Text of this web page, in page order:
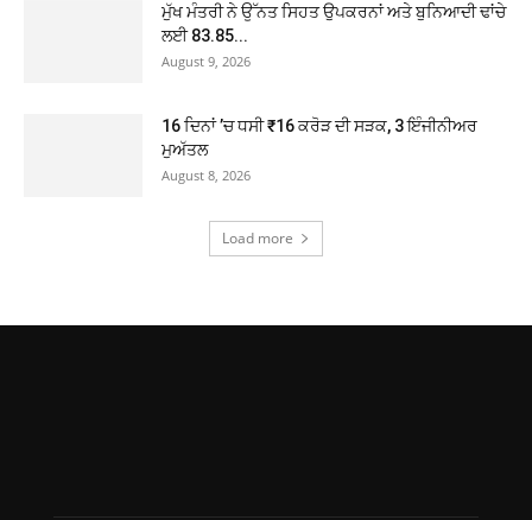
ਮੁੱਖ ਮੰਤਰੀ ਨੇ ਉੱਨਤ ਸਿਹਤ ਉਪਕਰਨਾਂ ਅਤੇ ਬੁਨਿਆਦੀ ਢਾਂਚੇ
ਲਈ 83.85...
August 9, 2026
16 ਦਿਨਾਂ ’ਚ ਧਸੀ ₹16 ਕਰੋੜ ਦੀ ਸੜਕ, 3 ਇੰਜੀਨੀਅਰ
ਮੁਅੱਤਲ
August 8, 2026
Load more